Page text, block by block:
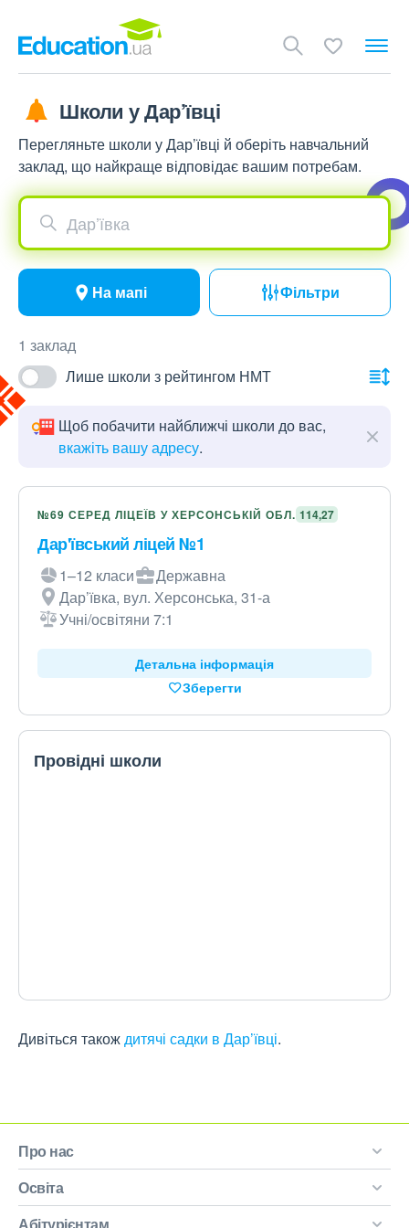
Школи у Дар’ївці
Перегляньте школи у Дар’ївці й оберіть навчальний
заклад, що найкраще відповідає вашим потребам.
Дар’ївка
На мапі Фільтри
1 заклад
Лише школи з рейтингом НМТ
Щоб побачити найближчі школи до вас,
вкажіть вашу адресу.
№69 СЕРЕД ЛІЦЕЇВ У ХЕРСОНСЬКІЙ ОБЛ. 114,27
Дар'ївський ліцей №1
1–12 класи
Державна
Дар’ївка, вул. Херсонська, 31-а
Учні/освітяни 7:1
Детальна інформація
Зберегти
Провідні школи
Дивіться такождитячі садки в Дар’ївці.
Про нас
Освіта